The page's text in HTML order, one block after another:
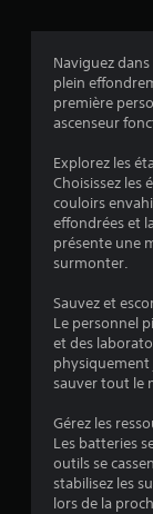
Naviguez
plein
première
ascenseur
Explorez les
Choisissez les
couloirs
effondrées et
présente une
surmonter.
Sauvez et
Le personnel
et des
physiquement
sauver tout le
Gérez les
Les batteries
outils se
stabilisez les
lors de la